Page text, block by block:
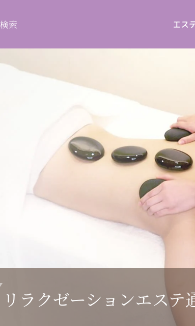
索 エス
リラクゼーションエステ